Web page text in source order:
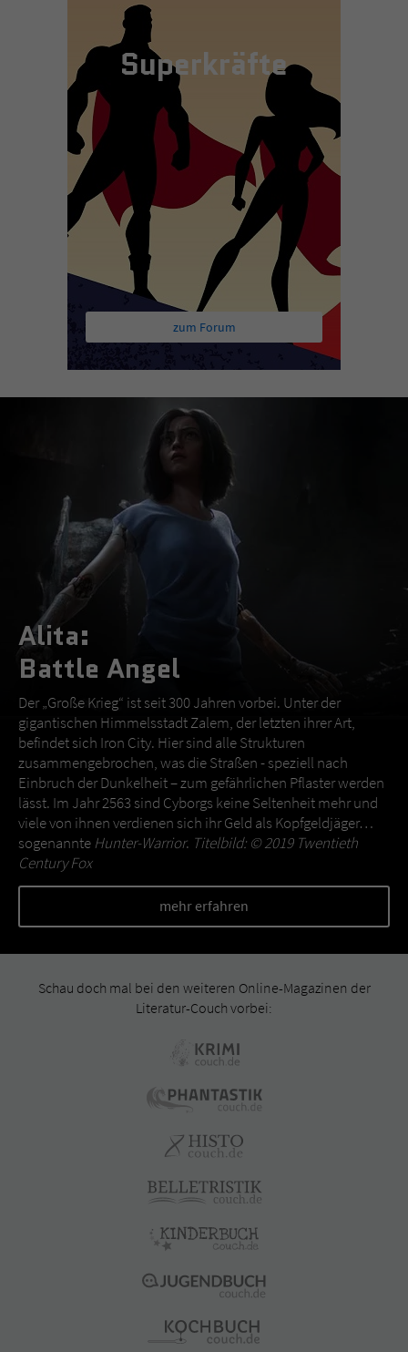
Superkräfte
zum Forum
Alita:
Battle Angel
Der „Große Krieg“ ist seit 300 Jahren vorbei. Unter der
gigantischen Himmelsstadt Zalem, der letzten ihrer Art,
befindet sich Iron City. Hier sind alle Strukturen
zusammengebrochen, was die Straßen - speziell nach
Einbruch der Dunkelheit – zum gefährlichen Pflaster werden
lässt. Im Jahr 2563 sind Cyborgs keine Seltenheit mehr und
viele von ihnen verdienen sich ihr Geld als Kopfgeldjäger…
sogenannte Hunter-Warrior. Titelbild: © 2019 Twentieth
Century Fox
mehr erfahren
Schau doch mal bei den weiteren Online-Magazinen der
Literatur-Couch vorbei: